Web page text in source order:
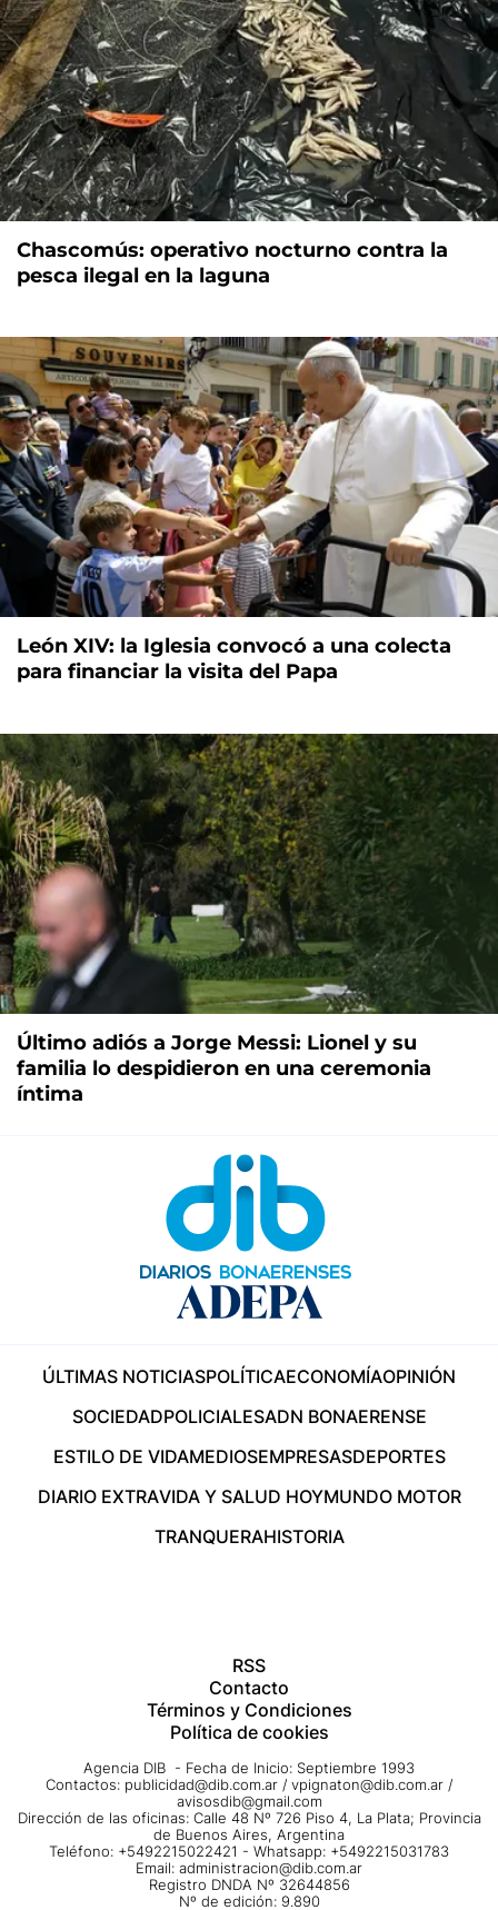
Chascomús: operativo nocturno contra la
pesca ilegal en la laguna
León XIV: la Iglesia convocó a una colecta
para financiar la visita del Papa
Último adiós a Jorge Messi: Lionel y su
familia lo despidieron en una ceremonia
íntima
ÚLTIMAS NOTICIASPOLÍTICAECONOMÍAOPINIÓN
SOCIEDADPOLICIALESADN BONAERENSE
ESTILO DE VIDAMEDIOSEMPRESASDEPORTES
DIARIO EXTRAVIDA Y SALUD HOYMUNDO MOTOR
TRANQUERAHISTORIA
RSS
Contacto
Términos y Condiciones
Política de cookies
Agencia DIB - Fecha de Inicio: Septiembre 1993
Contactos: publicidad@dib.com.ar / vpignaton@dib.com.ar /
avisosdib@gmail.com
Dirección de las oficinas: Calle 48 Nº 726 Piso 4, La Plata; Provincia
de Buenos Aires, Argentina
Teléfono: +5492215022421 - Whatsapp: +5492215031783
Email: administracion@dib.com.ar
Registro DNDA Nº 32644856
Nº de edición: 9.890